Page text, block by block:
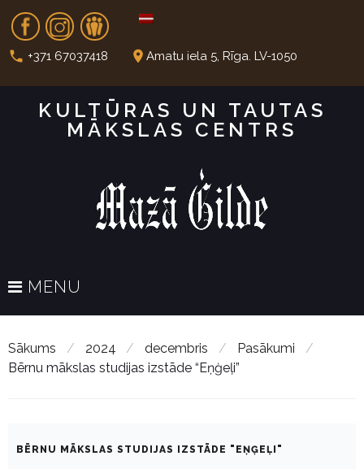
t
Fb In Dr
call +371 67037418 place Amatu iela 5, Rīga. LV-1050
KULTŪRAS UN TAUTAS
MĀKSLAS CENTRS
MENU
Sākums / 2024 / decembris / Pasākumi
/
Bērnu mākslas studijas izstāde “Eņģeļi”
BĒRNU MĀKSLAS STUDIJAS IZSTĀDE "EŅĢEĻI"